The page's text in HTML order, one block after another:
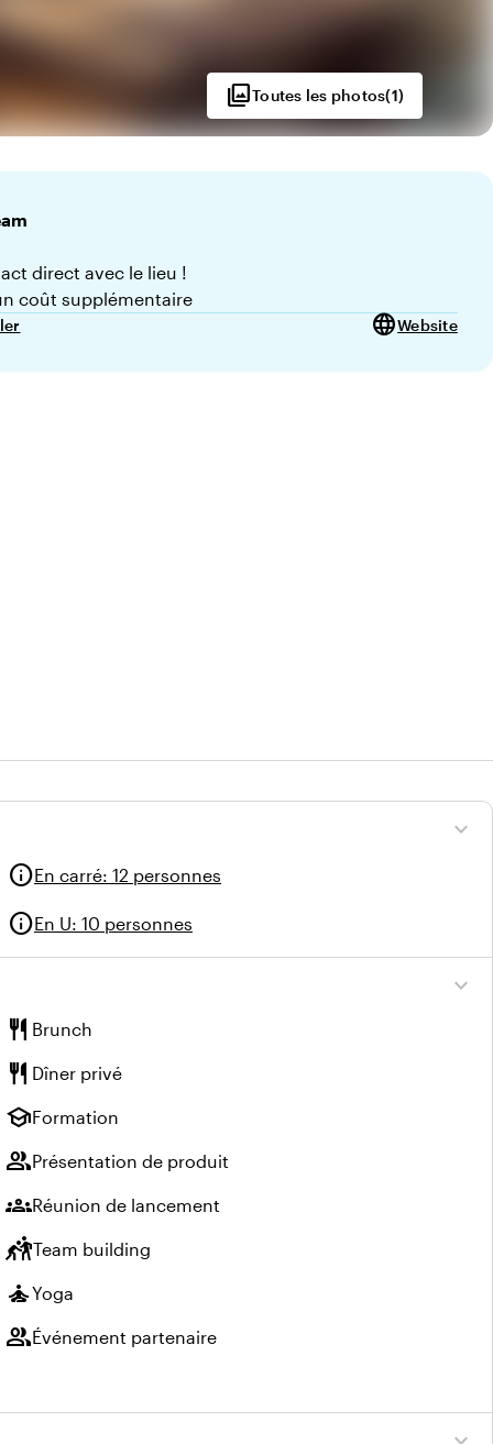
photo_libraryToutes les photos(1)
direct avec le lieu !
coût supplémentaire
languageWebsite
expand_more
infoEn carré: 12 personnes
infoEn U: 10 personnes
expand_more
restaurant Brunch
restaurant Dîner privé
schoolFormation
groupPrésentation de produit
groupsRéunion de lancement
sports_kabaddiTeam building
self_improvementYoga
groupÉvénement partenaire